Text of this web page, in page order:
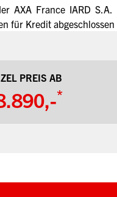
AXA France IARD
für Kredit
PREIS AB
*